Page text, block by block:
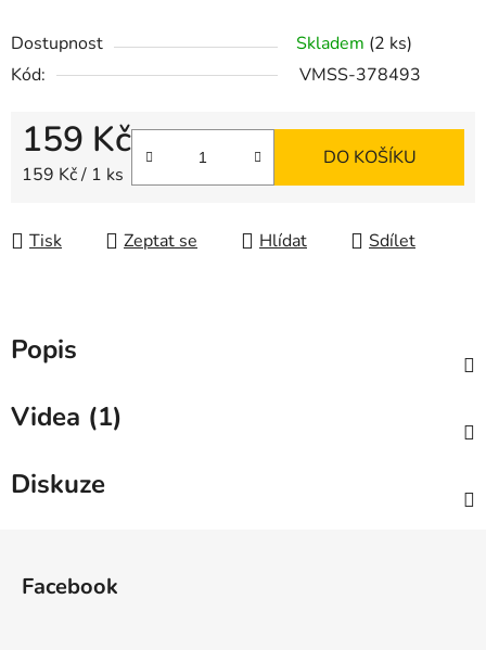
Dostupnost Skladem (2 ks)
Kód:
VMSS-378493
159 Kč
Měrná cena:
159 Kč / 1 ks
DO KOŠÍKU
Tisk Zeptat se Hlídat Sdílet
Popis
Videa (1)
Diskuze
Facebook